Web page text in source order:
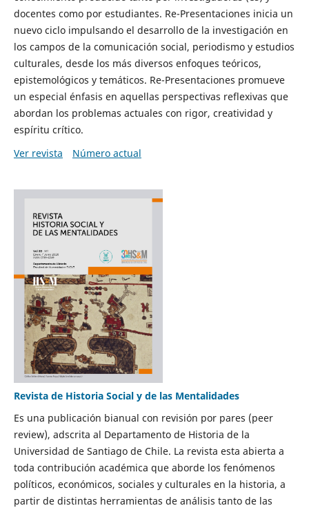
docentes como por estudiantes. Re-Presentaciones inicia un
nuevo ciclo impulsando el desarrollo de la investigación en
los campos de la comunicación social, periodismo y estudios
culturales, desde los más diversos enfoques teóricos,
epistemológicos y temáticos. Re-Presentaciones promueve
un especial énfasis en aquellas perspectivas reflexivas que
abordan los problemas actuales con rigor, creatividad y
espíritu crítico.
Ver revista
Número actual
Revista de Historia Social y de las Mentalidades
Es una publicación bianual con revisión por pares (peer
review), adscrita al Departamento de Historia de la
Universidad de Santiago de Chile. La revista esta abierta a
toda contribución académica que aborde los fenómenos
políticos, económicos, sociales y culturales en la historia, a
partir de distintas herramientas de análisis tanto de las